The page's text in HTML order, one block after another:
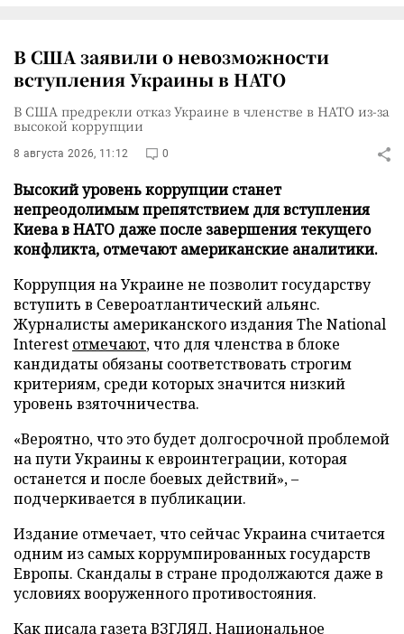
В США заявили о невозможности
вступления Украины в НАТО
В США предрекли отказ Украине в членстве в НАТО из-за
высокой коррупции
8 августа 2026, 11:12 0
Высокий уровень коррупции станет
непреодолимым препятствием для вступления
Киева в НАТО даже после завершения текущего
конфликта, отмечают американские аналитики.
Коррупция на Украине не позволит государству
вступить в Североатлантический альянс.
Журналисты американского издания The National
Interest отмечают, что для членства в блоке
кандидаты обязаны соответствовать строгим
критериям, среди которых значится низкий
уровень взяточничества.
«Вероятно, что это будет долгосрочной проблемой
на пути Украины к евроинтеграции, которая
останется и после боевых действий», –
подчеркивается в публикации.
Издание отмечает, что сейчас Украина считается
одним из самых коррумпированных государств
Европы. Скандалы в стране продолжаются даже в
условиях вооруженного противостояния.
Как писала газета ВЗГЛЯД, Национальное